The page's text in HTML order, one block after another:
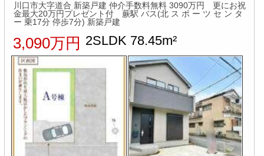
川口市大字道合 新築戸建 仲介手数料無料 3090万円 更にお祝
金最大20万円プレゼント付 蕨駅 バス(北 ス ポ ー ツ セ ン タ
ー 乗17分 停歩7分) 新築戸建
3,090万円 2SLDK 78.45m²